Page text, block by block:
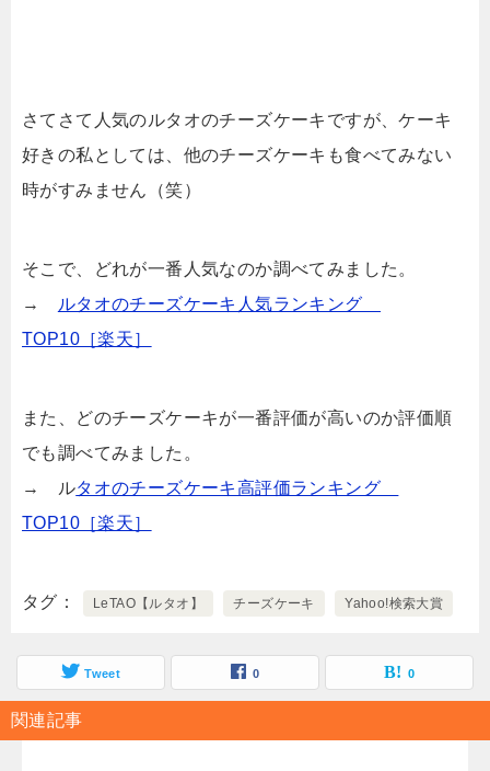
さてさて人気のルタオのチーズケーキですが、ケーキ
好きの私としては、他のチーズケーキも食べてみない
時がすみません（笑）
そこで、どれが一番人気なのか調べてみました。
→
ルタオのチーズケーキ人気ランキング
TOP10［楽天］
また、どのチーズケーキが一番評価が高いのか評価順
でも調べてみました。
→ ルタオのチーズケーキ高評価ランキング
TOP10［楽天］
タグ LeTAO【ルタオ】 チーズケーキ Yahoo!検索大賞
Tweet 0 0
関連記事